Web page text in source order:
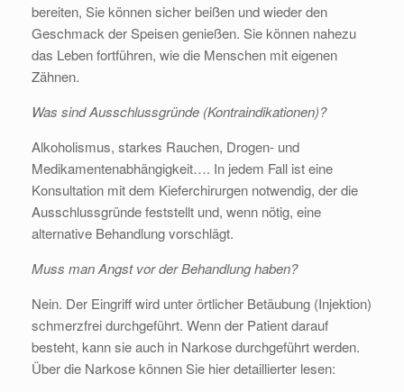
bereiten, Sie können sicher beißen und wieder den
Geschmack der Speisen genießen. Sie können nahezu
das Leben fortführen, wie die Menschen mit eigenen
Zähnen.
Was sind Ausschlussgründe (Kontraindikationen)?
Alkoholismus, starkes Rauchen, Drogen- und
Medikamentenabhängigkeit…. In jedem Fall ist eine
Konsultation mit dem Kieferchirurgen notwendig, der die
Ausschlussgründe feststellt und, wenn nötig, eine
alternative Behandlung vorschlägt.
Muss man Angst vor der Behandlung haben?
Nein. Der Eingriff wird unter örtlicher Betäubung (Injektion)
schmerzfrei durchgeführt. Wenn der Patient darauf
besteht, kann sie auch in Narkose durchgeführt werden.
Über die Narkose können Sie hier detaillierter lesen: